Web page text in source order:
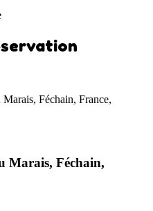
Féchain, France,
Marais, Féchain,